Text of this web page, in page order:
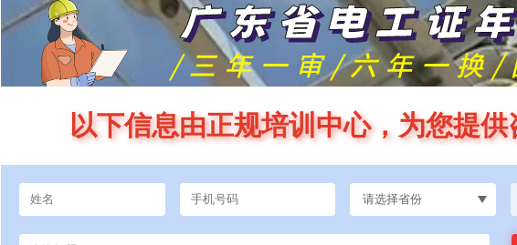
以下信息由正规培训中心，为您提供